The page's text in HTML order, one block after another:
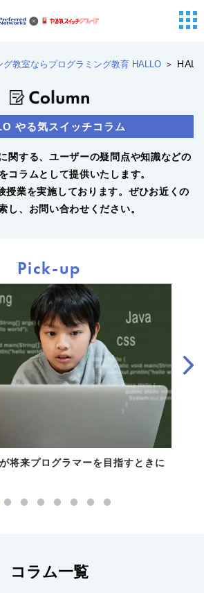
教室ならプログラミング教育 HALLO
やる気スイッチコラム
関する、ユーザーの疑問点や知識などの
コラムとして提供いたします。
授業を実施しております。ぜひお近くの
し、お問い合わせください。
Pick-up
将来プログラマーを目指すときに
コラム一覧